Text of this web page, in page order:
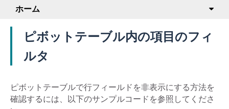
ホーム
ピボットテーブル内の項目のフィ
ルタ
ピボットテーブルで行フィールドを非表示にする方法を
確認するには、以下のサンプルコードを参照してくださ